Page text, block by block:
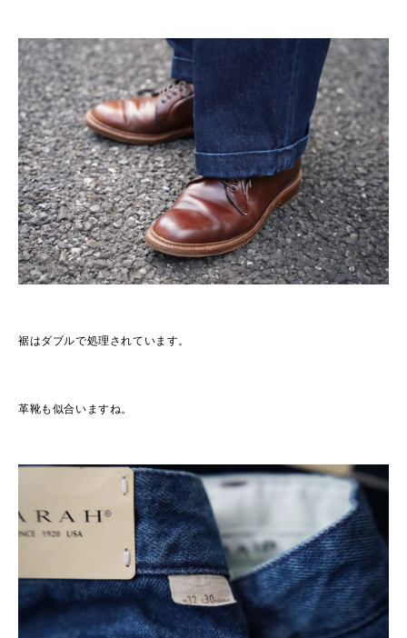
裾はダブルで処理されています。
革靴も似合いますね。